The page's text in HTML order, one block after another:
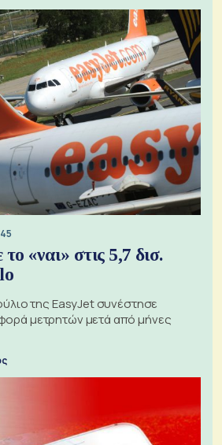
«ναι» στις 5,7 δισ.
της EasyJet συνέστησε
μετρητών μετά από μήνες